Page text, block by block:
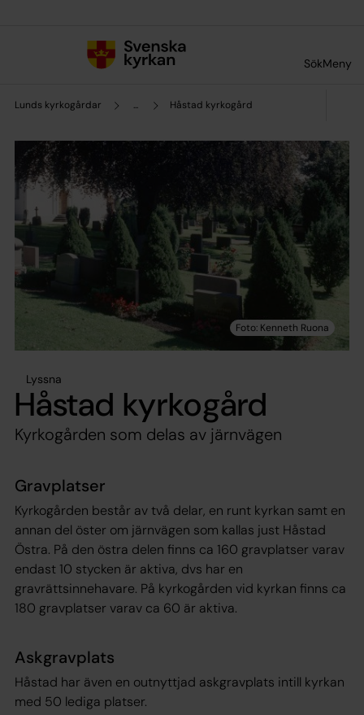
SökMeny
Lunds kyrkogårdar ... Håstad kyrkogård
Lyssna
Håstad kyrkogård
Kyrkogården som delas av järnvägen
Gravplatser
Kyrkogården består av två delar, en runt kyrkan samt en
annan del öster om järnvägen som kallas just Håstad
Östra. På den östra delen finns ca 160 gravplatser varav
endast 10 stycken är aktiva, dvs har en
gravrättsinnehavare. På kyrkogården vid kyrkan finns ca
180 gravplatser varav ca 60 är aktiva.
Askgravplats
Håstad har även en outnyttjad askgravplats intill kyrkan
med 50 lediga platser.